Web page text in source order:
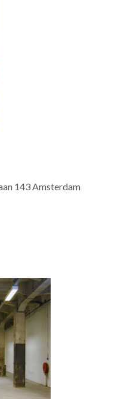
143 Amsterdam